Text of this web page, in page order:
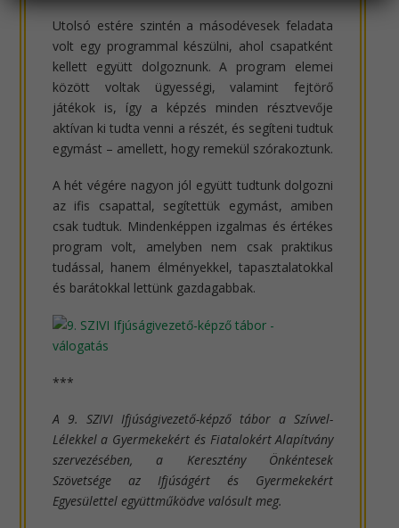
Utolsó estére szintén a másodévesek feladata
volt egy programmal készülni, ahol csapatként
kellett együtt dolgoznunk. A program elemei
között voltak ügyességi, valamint fejtörő
játékok is, így a képzés minden résztvevője
aktívan ki tudta venni a részét, és segíteni tudtuk
egymást – amellett, hogy remekül szórakoztunk.
A hét végére nagyon jól együtt tudtunk dolgozni
az ifis csapattal, segítettük egymást, amiben
csak tudtuk. Mindenképpen izgalmas és értékes
program volt, amelyben nem csak praktikus
tudással, hanem élményekkel, tapasztalatokkal
és barátokkal lettünk gazdagabbak.
***
A 9. SZIVI Ifjúságivezető-képző tábor a Szívvel-
Lélekkel a Gyermekekért és Fiatalokért Alapítvány
szervezésében, a Keresztény Önkéntesek
Szövetsége az Ifjúságért és Gyermekekért
Egyesülettel együttműködve valósult meg.